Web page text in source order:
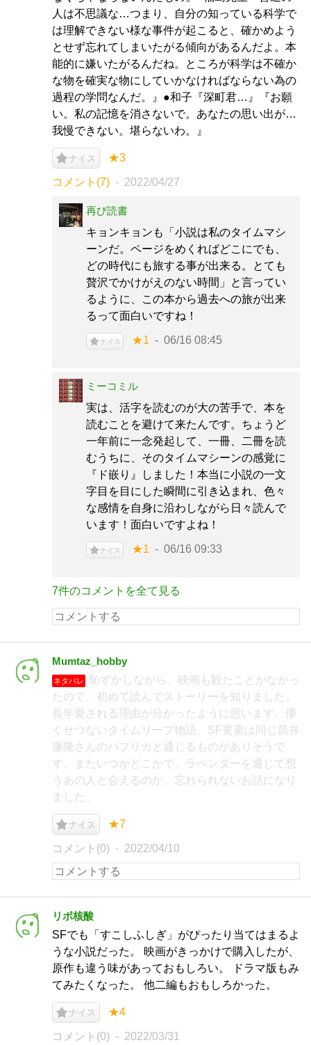
人は不思議な…つまり、自分の知っている科学で
は理解できない様な事件が起こると、確かめよう
とせず忘れてしまいたがる傾向があるんだよ。本
能的に嫌いたがるんだね。ところが科学は不確か
な物を確実な物にしていかなければならない為の
過程の学問なんだ。』●和子『深町君…』『お願
い。私の記憶を消さないで。あなたの思い出が…
我慢できない。堪らないわ。』
ナイス ★3
コメント(7) 2022/04/27
再び読書
キョンキョンも「小説は私のタイムマシ
ーンだ。ページをめくればどこにでも、
どの時代にも旅する事が出来る。とても
贅沢でかけがえのない時間」と言ってい
るように、この本から過去への旅が出来
るって面白いですね！
ナイス ★1 06/16 08:45
ミーコミル
実は、活字を読むのが大の苦手で、本を
読むことを避けて来たんです。ちょうど
一年前に一念発起して、一冊、二冊を読
むうちに、そのタイムマシーンの感覚に
『ド嵌り』しました！本当に小説の一文
字目を目にした瞬間に引き込まれ、色々
な感情を自身に沿わしながら日々読んで
います！面白いですよね！
ナイス ★1 06/16 09:33
7件のコメントを全て見る
Mumtaz_hobby
ネタバレ
恥ずかしながら、映画も観たことがなかっ
たので、初めて読んでストーリーを知りました。
長年愛される理由が分かったように思います。儚
くせつないタイムリープ物語。SF要素は同じ筒井
康隆さんのパプリカと通じるものがありそうで
す。またいつかどこかで、ラベンダーを通じて想
うあの人と会えるのか。忘れられないお話になり
ました。
ナイス ★7
コメント(0) 2022/04/10
リボ核酸
SFでも「すこしふしぎ」がぴったり当てはまるよ
うな小説だった。 映画がきっかけで購入したが、
原作も違う味があっておもしろい。 ドラマ版もみ
てみたくなった。 他二編もおもしろかった。
ナイス ★4
コメント(0) 2022/03/31